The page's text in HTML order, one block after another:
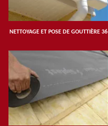
NETTOYAGE ET POSE DE GOUTTIÈRE 36